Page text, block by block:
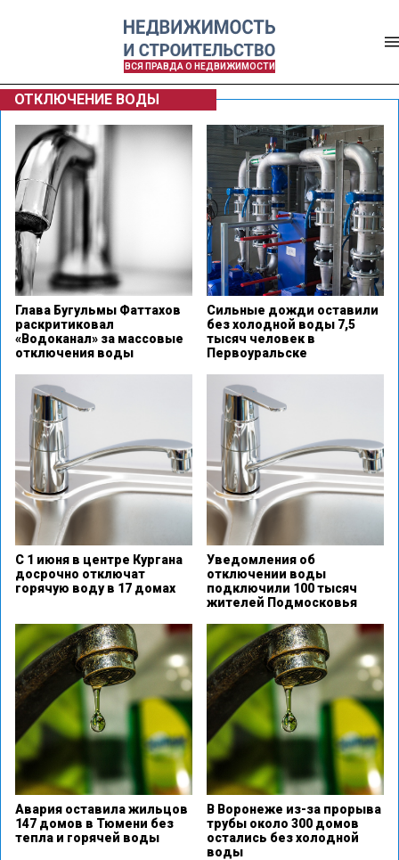
ВСЯ ПРАВДА О НЕДВИЖИМОСТИ
ОТКЛЮЧЕНИЕ ВОДЫ
Глава Бугульмы Фаттахов
раскритиковал
«Водоканал» за массовые
отключения воды
Сильные дожди оставили
без холодной воды 7,5
тысяч человек в
Первоуральске
С 1 июня в центре Кургана
досрочно отключат
горячую воду в 17 домах
Уведомления об
отключении воды
подключили 100 тысяч
жителей Подмосковья
Авария оставила жильцов
147 домов в Тюмени без
тепла и горячей воды
В Воронеже из-за прорыва
трубы около 300 домов
остались без холодной
воды